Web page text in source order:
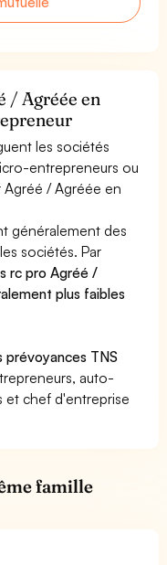
/ Agréée en
les sociétés
entrepreneurs ou
/ Agréée en
généralement des
sociétés. Par
rc pro Agréé /
plus faibles
prévoyances TNS
auto-
et chef d'entreprise
famille